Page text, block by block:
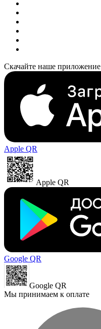
Скачайте наше приложение
Apple QR
Apple QR
Google QR
Google QR
Мы принимаем к оплате